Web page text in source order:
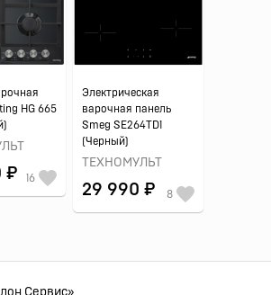
HG 665
₽ 16
Электрическая
варочная панель
Smeg SE264TD1
(Черный)
ТЕХНОМУЛЬТ
29 990 ₽ 8
Сервис»